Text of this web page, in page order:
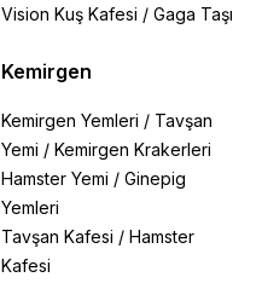
Vision Kuş Kafesi / Gaga Taşı
Kemirgen
Kemirgen Yemleri / Tavşan
Yemi / Kemirgen Krakerleri
Hamster Yemi / Ginepig
Yemleri
Tavşan Kafesi / Hamster
Kafesi